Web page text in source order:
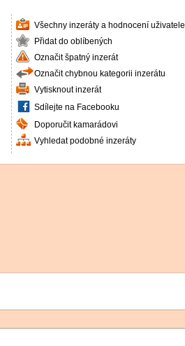
Všechny inzeráty a hodnocení uživatele
Přidat do oblíbených
Označit špatný inzerát
Označit chybnou kategorii inzerátu
Vytisknout inzerát
Sdílejte na Facebooku
Doporučit kamarádovi
Vyhledat podobné inzeráty